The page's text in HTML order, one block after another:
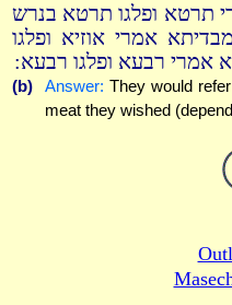
תרטא ופלגו תרטא בנרש
אמרי אוזיא ופלגו
אמרי רבעא ופלגו רבעא:
(b) Answer: They would
meat they wished